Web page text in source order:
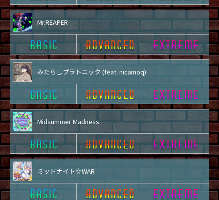
Mr.REAPER
みたらしプラトニック (feat. nicamoq)
Midsummer Madness
ミッドナイト☆WAR